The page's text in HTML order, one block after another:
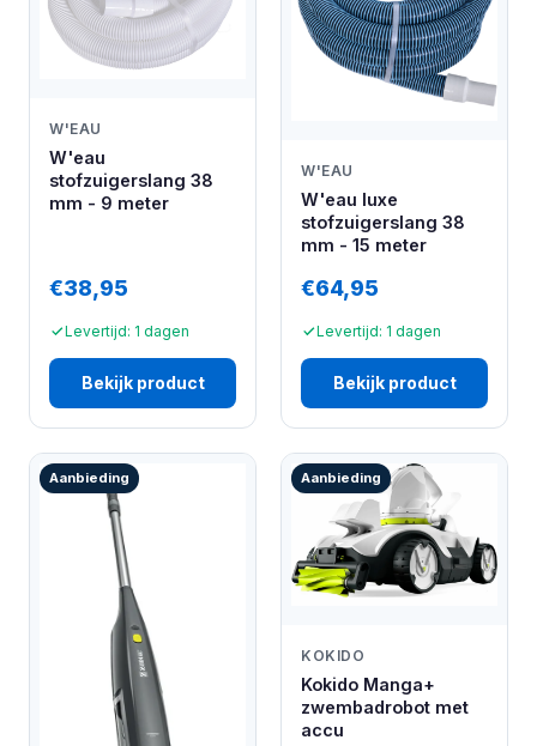
W'EAU
W'eau
stofzuigerslang 38
mm - 9 meter
€38,95
Levertijd: 1 dagen
Bekijk product
W'EAU
W'eau luxe
stofzuigerslang 38
mm - 15 meter
€64,95
Levertijd: 1 dagen
Bekijk product
Aanbieding Aanbieding
KOKIDO
Kokido Manga+
zwembadrobot met
accu